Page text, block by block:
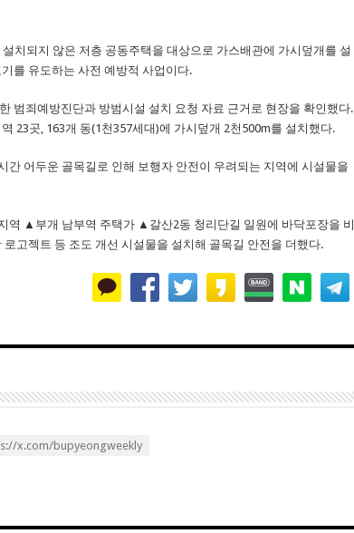
설치되지 않은 저층 공동주택을 대상으로 가스배관에 가시덮개를 설
를 유도하는 사전 예방적 사업이다.
범죄예방진단과 방범시설 설치 요청 자료 근거로 현장을 확인했다.
23곳, 163개 동(1천357세대)에 가시덮개 2천500m를 설치했다.
간 어두운 골목길로 인해 보행자 안전이 우려되는 지역에 시설물을
역 ▲부개 남부역 주택가 ▲갈산2동 청리단길 일원에 바닥포장을 비
고젝트 등 조도 개선 시설물을 설치해 골목길 안전을 더했다.
x.com/bupyeongweekly